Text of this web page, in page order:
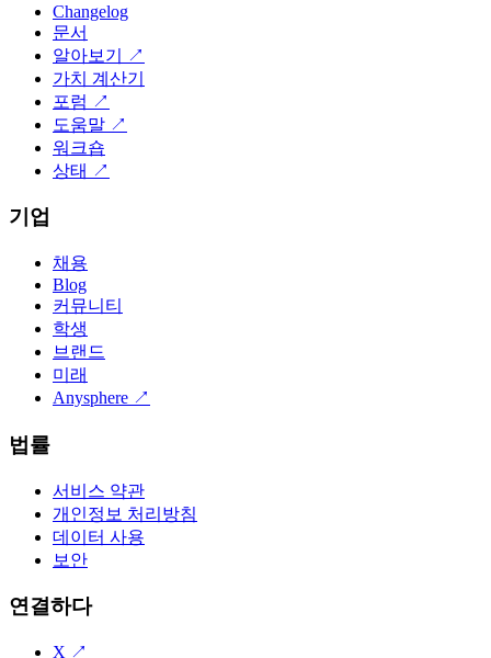
Changelog
문서
알아보기
↗
가치 계산기
포럼 ↗
도움말 ↗
워크숍
상태 ↗
기업
채용
Blog
커뮤니티
학생
브랜드
미래
Anysphere ↗
법률
서비스 약관
개인정보 처리방침
데이터 사용
보안
연결하다
X ↗